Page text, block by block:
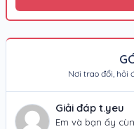
Nơi trao đổi, hỏi
Giải đáp t.yeu
Em và bạn ấy